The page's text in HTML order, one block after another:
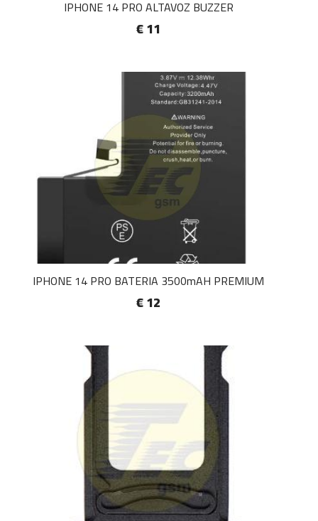
IPHONE 14 PRO ALTAVOZ BUZZER
€ 11
IPHONE 14 PRO BATERIA 3500mAH PREMIUM
€ 12